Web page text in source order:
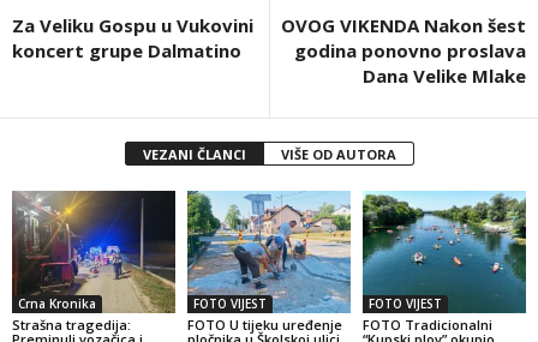
Za Veliku Gospu u Vukovini
koncert grupe Dalmatino
OVOG VIKENDA Nakon šest
godina ponovno proslava
Dana Velike Mlake
VEZANI ČLANCI VIŠE OD AUTORA
Crna Kronika
Strašna tragedija:
FOTO VIJEST
FOTO U tijeku uređenje
FOTO VIJEST
FOTO Tradicionalni